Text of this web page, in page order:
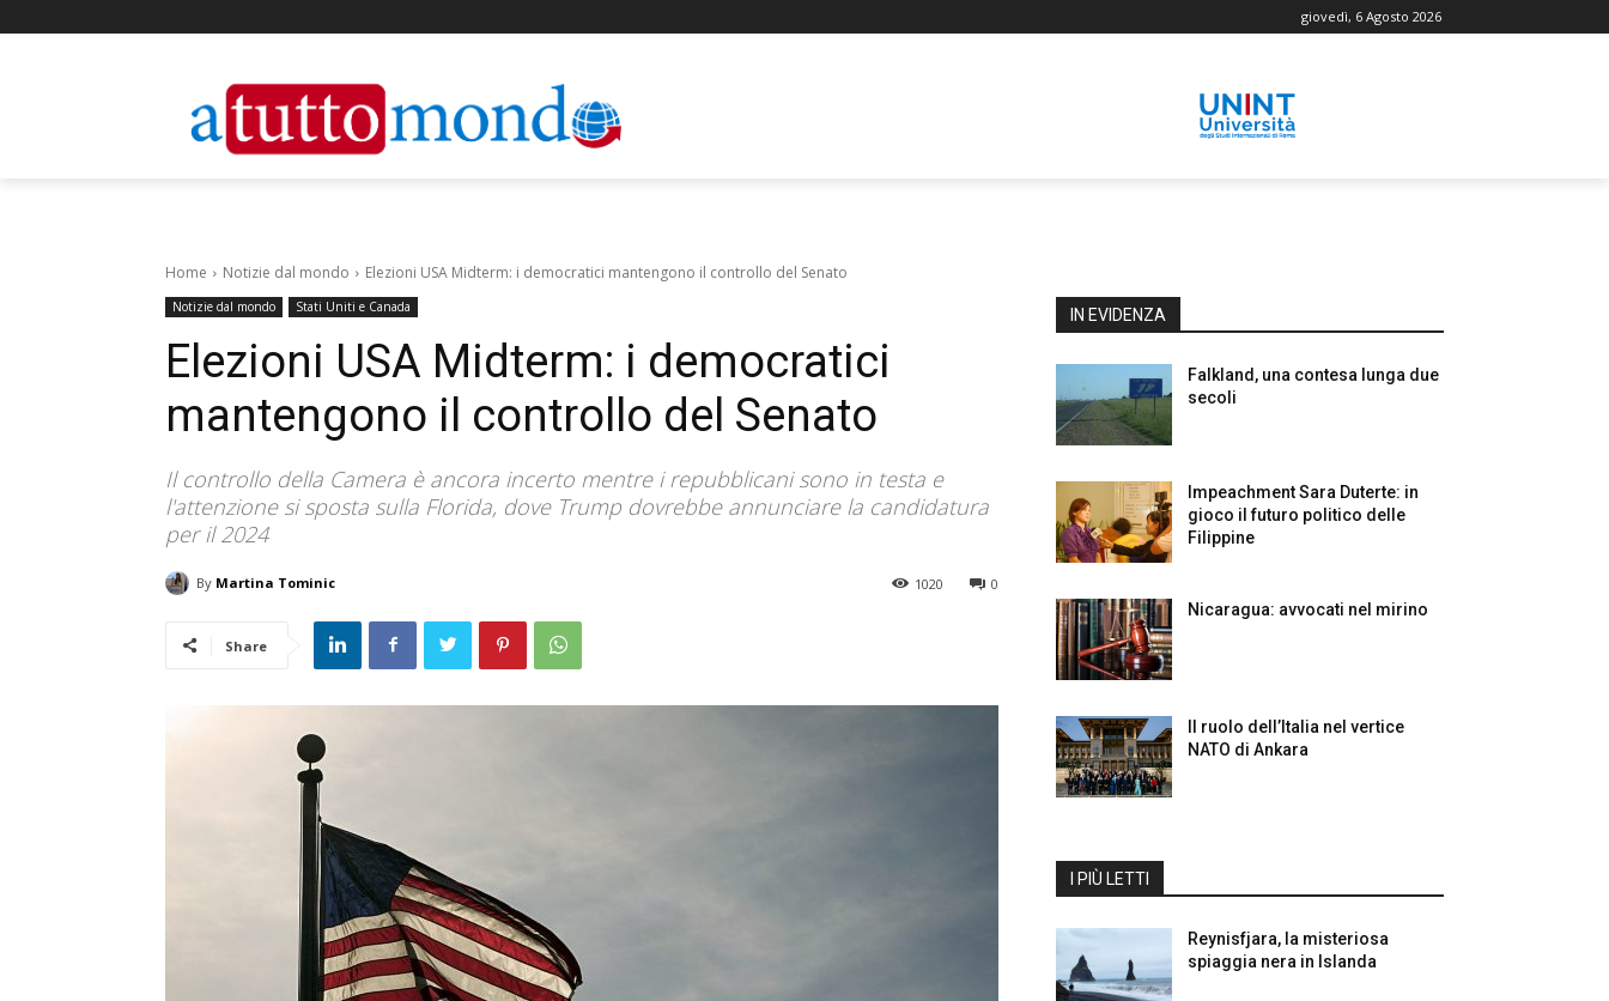
giovedì, 6 Agosto 2026
Home Notizie dal mondo Elezioni USA Midterm: i democratici mantengono il controllo del Senato
Notizie dal mondo Stati Uniti e Canada
Elezioni USA Midterm: i democratici
mantengono il controllo del Senato
Il controllo della Camera è ancora incerto mentre i repubblicani sono in testa e
l'attenzione si sposta sulla Florida, dove Trump dovrebbe annunciare la candidatura
per il 2024
By Martina Tominic 0
1020
Share
IN EVIDENZA
Falkland, una contesa lunga due
secoli
Impeachment Sara Duterte: in
gioco il futuro politico delle
Filippine
Nicaragua: avvocati nel mirino
Il ruolo dell’Italia nel vertice
NATO di Ankara
I PIÙ LETTI
Reynisfjara, la misteriosa
spiaggia nera in Islanda